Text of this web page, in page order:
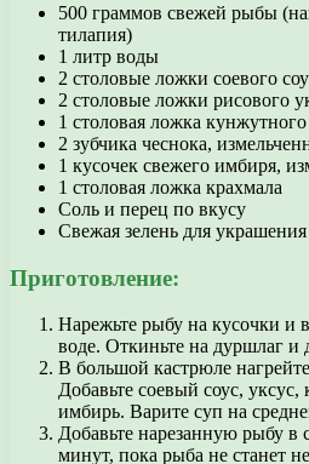
500 граммов свежей рыбы
тилапия)
1 литр воды
2 столовые ложки соевого
2 столовые ложки рисового
1 столовая ложка кунжутного
2 зубчика чеснока,
1 кусочек свежего имбиря,
1 столовая ложка крахмала
Соль и перец по вкусу
Свежая зелень для
Приготовление:
Нарежьте рыбу на кусочки и
воде. Откиньте на дуршлаг и
В большой кастрюле
Добавьте соевый соус,
имбирь. Варите суп на
Добавьте нарезанную рыбу в
минут, пока рыба не станет